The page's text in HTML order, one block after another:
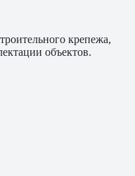
крепежа,
объектов.